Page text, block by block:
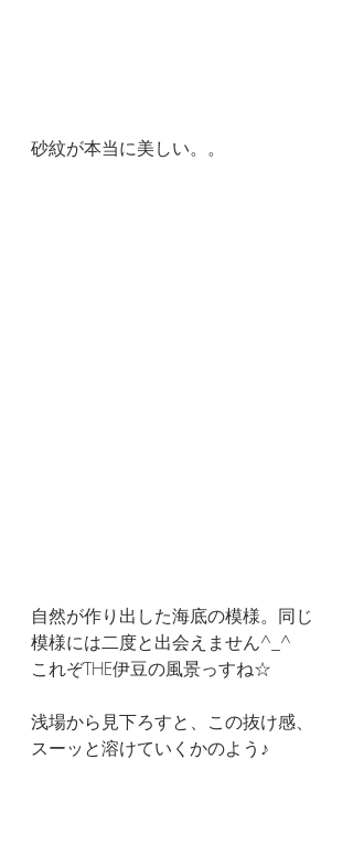
砂紋が本当に美しい。。
自然が作り出した海底の模様。同じ
模様には二度と出会えません^_^
これぞTHE伊豆の風景っすね☆
浅場から見下ろすと、この抜け感、
スーッと溶けていくかのよう♪